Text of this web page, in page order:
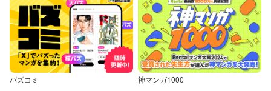
バズコミ 神マンガ1000